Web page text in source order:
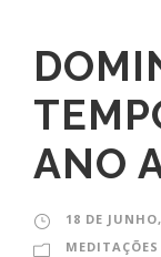
ANO
18 DE
MEDITAÇÕES